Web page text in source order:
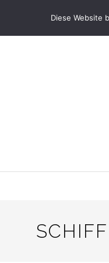
ANLÄSSE & FESTEDiese Website